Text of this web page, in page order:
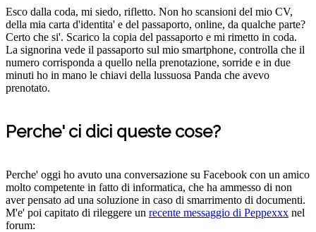
Esco dalla coda, mi siedo, rifletto. Non ho scansioni del mio CV,
della mia carta d'identita' e del passaporto, online, da qualche parte?
Certo che si'. Scarico la copia del passaporto e mi rimetto in coda.
La signorina vede il passaporto sul mio smartphone, controlla che il
numero corrisponda a quello nella prenotazione, sorride e in due
minuti ho in mano le chiavi della lussuosa Panda che avevo
prenotato.
Perche' ci dici queste cose?
Perche' oggi ho avuto una conversazione su Facebook con un amico
molto competente in fatto di informatica, che ha ammesso di non
aver pensato ad una soluzione in caso di smarrimento di documenti.
M'e' poi capitato di rileggere un recente messaggio di Peppexxx nel
forum: